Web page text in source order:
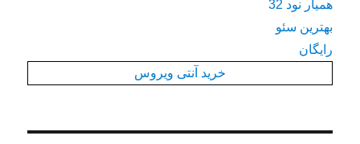
همیار نود 32
بهترین سئو
رایگان
خرید آنتی ویروس